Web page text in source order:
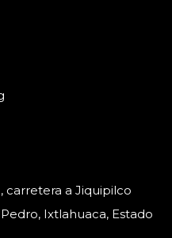
carretera a Jiquipilco
Ixtlahuaca, Estado